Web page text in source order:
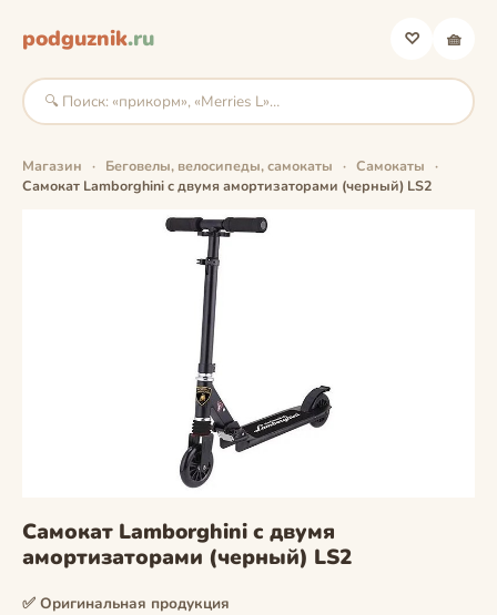
podguznik.ru ♡ 🧺
Магазин · Беговелы, велосипеды, самокаты · Самокаты ·
Самокат Lamborghini с двумя амортизаторами (черный) LS2
фото скоро
Самокат Lamborghini с двумя
амортизаторами (черный) LS2
✅ Оригинальная продукция